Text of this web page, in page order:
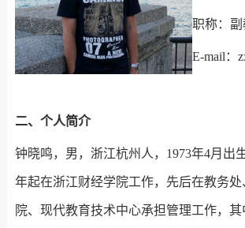
职称：
E-mail：
二、个人简介
钟晓鸣，男，浙江杭州人，1973年4月出
年起在浙江财经学院工作，先后在教务
院、现代教育技术中心承担管理工作，其